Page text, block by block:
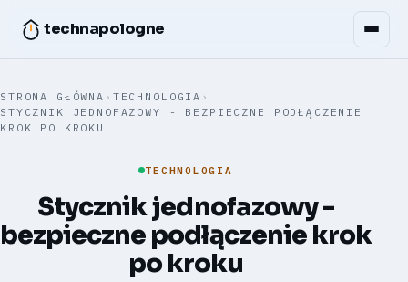
technapologne
STRONA GŁÓWNA › TECHNOLOGIA ›
STYCZNIK JEDNOFAZOWY - BEZPIECZNE PODŁĄCZENIE
KROK PO KROKU
TECHNOLOGIA
Stycznik jednofazowy -
bezpieczne podłączenie krok
po kroku